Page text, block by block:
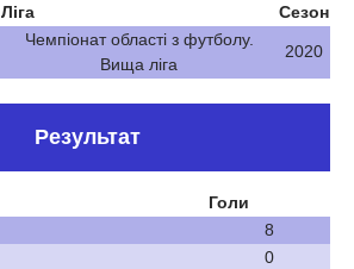
Ліга
Сезон
Чемпіонат області з футболу.
Вища ліга
2020
Результат
Голи
8
0